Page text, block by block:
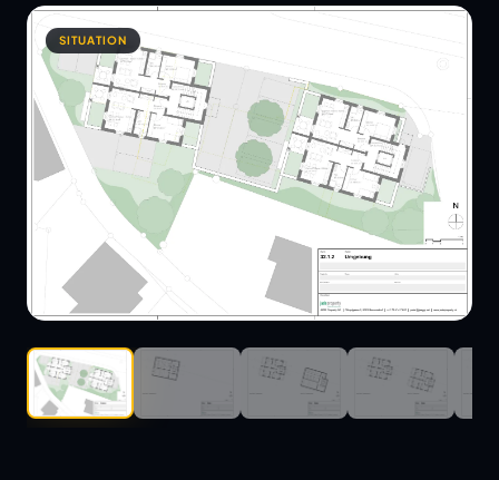
SITUATION